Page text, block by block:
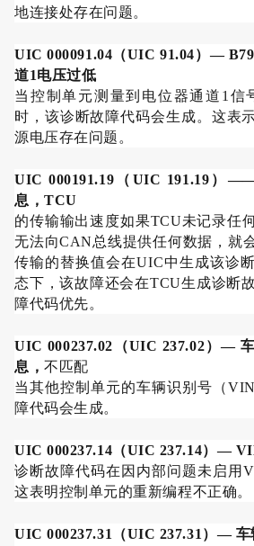
地连接处存在问题。
UIC 000091.04 （UIC 91.04）— B79
道1电压过低
当控制单元测量到电位器通道 1 信
时，该诊断故障代码会生成。这表
源电压存在问题。
UIC 000191.19 （ UIC 191.19 ）
息，TCU
的传输输出速度如果TCU未记录任
无法向CAN总线提供任何数据，就
传输的替换值会在UIC中生成该诊
态下，该故障还会在TCU生成诊断
障代码优先。
UIC 000237.02 （UIC 237.02）—
息，不匹配
当其他控制单元的车辆识别号（VIN
障代码会生成。
UIC 000237.14 （UIC 237.14）—
诊断故障代码在因内部问题未启用
这表明控制单元的重新编程不正确。
UIC 000237.31 （UIC 237.31 ）— 车